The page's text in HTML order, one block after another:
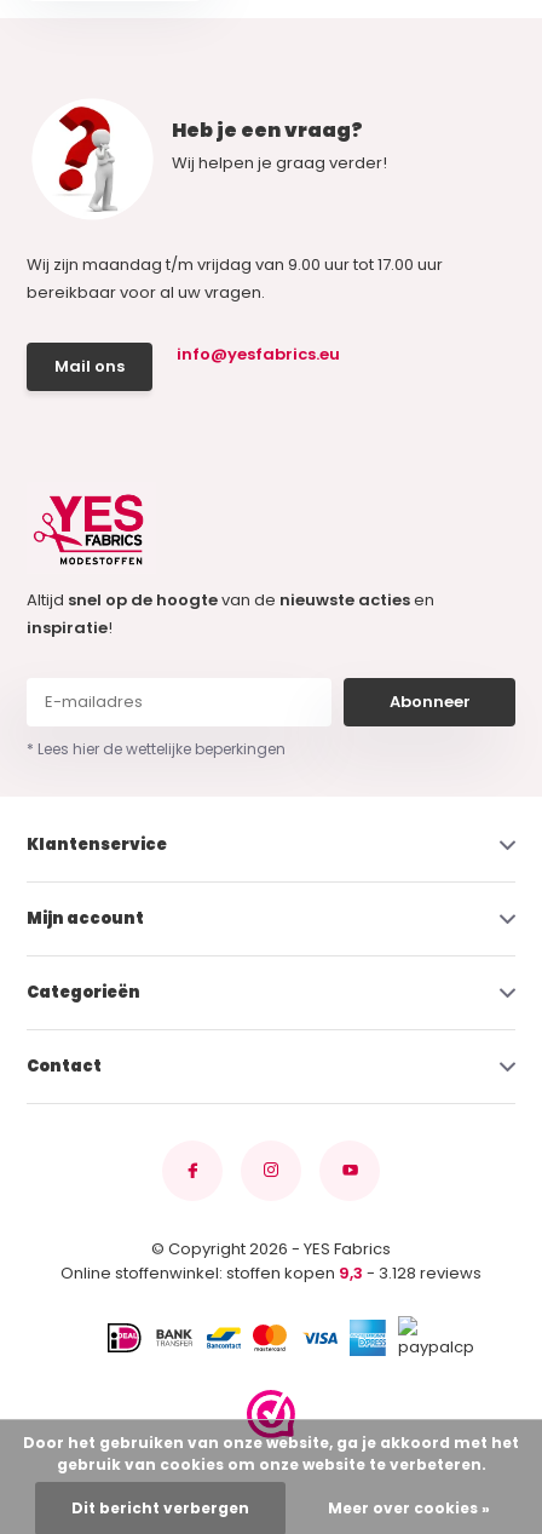
Heb je een vraag?
Wij helpen je graag verder!
Wij zijn maandag t/m vrijdag van 9.00 uur tot 17.00 uur
bereikbaar voor al uw vragen.
Mail ons
info@yesfabrics.eu
Altijd snel op de hoogtevan de nieuwste actiesen
inspiratie!
Abonneer
* Lees hier de wettelijke beperkingen
Klantenservice
Mijn account
Categorieën
Contact
© Copyright 2026 - YES Fabrics
Online stoffenwinkel: stoffen kopen 9,3 - 3.128 reviews
Door het gebruiken van onze website, ga je akkoord met het
gebruik van cookies om onze website te verbeteren.
Dit bericht verbergen Meer over cookies »